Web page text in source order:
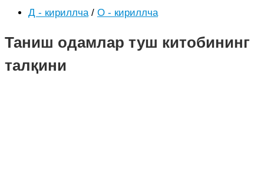
Д - кириллча / О - кириллча
Таниш одамлар туш китобининг
талқини